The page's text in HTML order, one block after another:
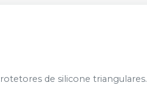
de silicone triangulares.